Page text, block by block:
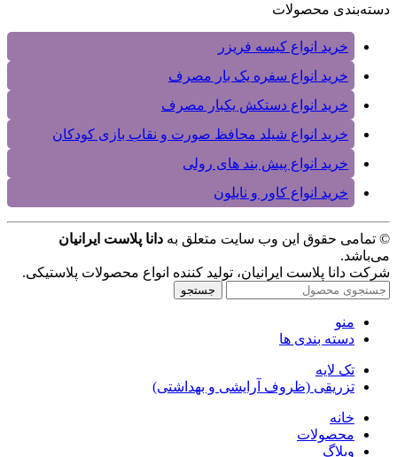
دسته‌بندی محصولات
خرید انواع کیسه فریزر
خرید انواع سفره یک بار مصرف
خرید انواع دستکش یکبار مصرف
خرید انواع شیلد محافظ صورت و نقاب بازی کودکان
خرید انواع پیش بند های رولی
خرید انواع کاور و نایلون
© تمامی حقوق این وب سایت متعلق به دانا پلاست ایرانیان
می‌باشد.
شرکت دانا پلاست ایرانیان، تولید کننده انواع محصولات پلاستیکی.
جستجو
منو
دسته بندی ها
تک لایه
تزریقی (ظروف آرایشی و بهداشتی)
خانه
محصولات
وبلاگ